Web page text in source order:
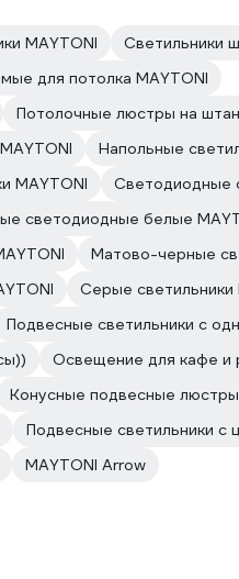
MAYTONI
Светильники
для потолка MAYTONI
Потолочные люстры на
Напольные
MAYTONI
Светодиодные
светодиодные белые
Матово-черные
Серые светильники
Подвесные светильники с
Освещение для кафе и
Конусные подвесные люстры
Подвесные светильники с
MAYTONI Arrow